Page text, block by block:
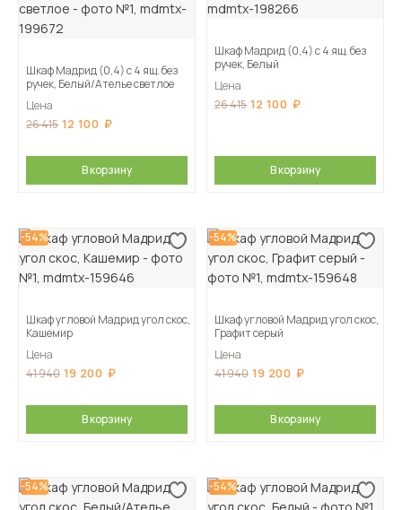
Шкаф Мадрид (0,4) с 4 ящ. без
ручек, Белый/Ателье светлое
Цена
26 415 12 100
В корзину
Шкаф Мадрид (0,4) с 4 ящ. без
ручек, Белый
Цена
26 415 12 100
В корзину
-54%
Шкаф угловой Мадрид угол скос,
Кашемир
Цена
41 940 19 200
В корзину
-54%
Шкаф угловой Мадрид угол скос,
Графит серый
Цена
41 940 19 200
В корзину
-54% -54%